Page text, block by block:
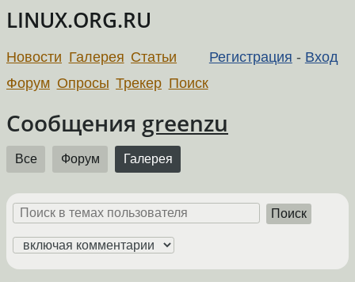
LINUX.ORG.RU
Регистрация - Вход
Новости Галерея Статьи
Форум Опросы Трекер Поиск
Сообщения greenzu
Все Форум Галерея
Поиск